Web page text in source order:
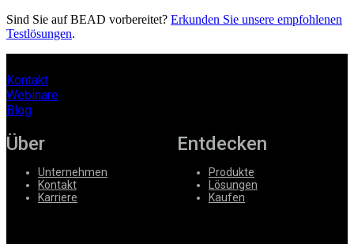
Sind Sie auf BEAD vorbereitet? Erkunden Sie unsere empfohlenen
Testlösungen.
Kontakt
Webinare
Blog
Über
Unternehmen
Kontakt
Karriere
Entdecken
Produkte
Lösungen
Kaufen